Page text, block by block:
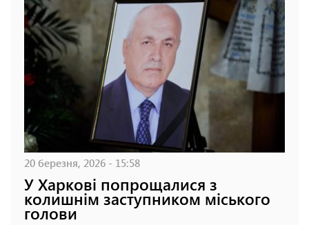
20 березня, 2026 - 15:58
У Харкові попрощалися з
колишнім заступником міського
голови